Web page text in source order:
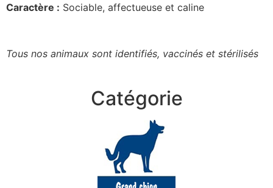
Caractère : Sociable, affectueuse et caline
Tous nos animaux sont identifiés, vaccinés et stérilisés
Catégorie